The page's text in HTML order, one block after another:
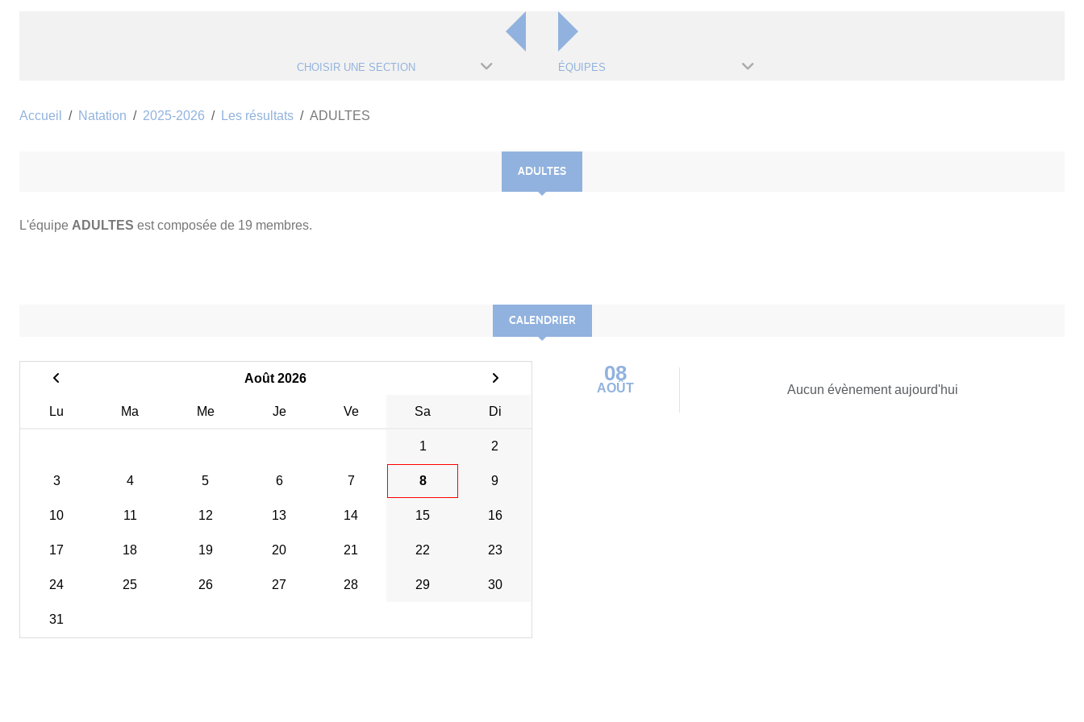
CHOISIR UNE SECTION ÉQUIPES
Accueil Natation 2025-2026 Les résultats ADULTES
ADULTES
L'équipe ADULTES est composée de 19 membres.
CALENDRIER
Août 2026
Lu Ma Me Je Ve Sa Di
1 2
3 4 5 6 7 8 9
10 11 12 13 14 15 16
17 18 19 20 21 22 23
24 25 26 27 28 29 30
31
08
AOÛT Aucun évènement aujourd'hui